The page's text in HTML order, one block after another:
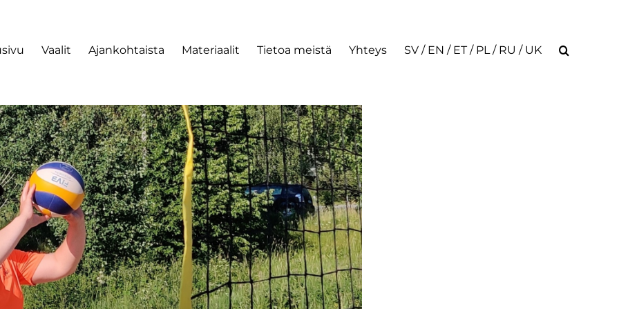
Vaalit Ajankohtaista Materiaalit Tietoa meistä Yhteys SV / EN / ET / PL / RU / UK